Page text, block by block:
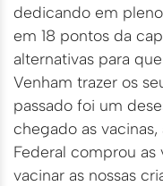
dedicando em pleno
em 18 pontos da
alternativas para
Venham trazer os
passado foi um
chegado as
Federal comprou as
vacinar as nossas